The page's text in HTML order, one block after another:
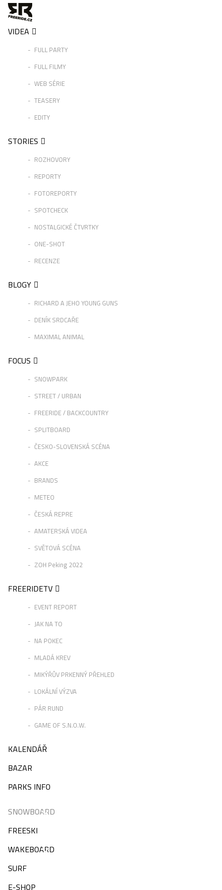
VIDEA
FULL PARTY
FULL FILMY
WEB SÉRIE
TEASERY
EDITY
STORIES
ROZHOVORY
REPORTY
FOTOREPORTY
SPOTCHECK
NOSTALGICKÉ ČTVRTKY
ONE-SHOT
RECENZE
BLOGY
RICHARD A JEHO YOUNG GUNS
DENÍK SRDCAŘE
MAXIMAL ANIMAL
FOCUS
SNOWPARK
STREET / URBAN
FREERIDE / BACKCOUNTRY
SPLITBOARD
ČESKO-SLOVENSKÁ SCÉNA
AKCE
BRANDS
METEO
ČESKÁ REPRE
AMATERSKÁ VIDEA
SVĚTOVÁ SCÉNA
ZOH Peking 2022
FREERIDETV
EVENT REPORT
JAK NA TO
NA POKEC
MLADÁ KREV
MIKÝŘŮV PRKENNÝ PŘEHLED
LOKÁLNÍ VÝZVA
PÁR RUND
GAME OF S.N.O.W.
KALENDÁŘ
BAZAR
PARKS INFO
SNOWBOARD
FREESKI
WAKEBOARD
SURF
E-SHOP